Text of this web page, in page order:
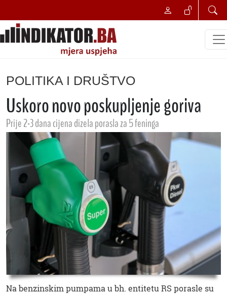
POLITIKA I DRUŠTVO
Uskoro novo poskupljenje goriva
Prije 2-3 dana cijena dizela porasla za 5 feninga
Na benzinskim pumpama u bh. entitetu RS porasle su